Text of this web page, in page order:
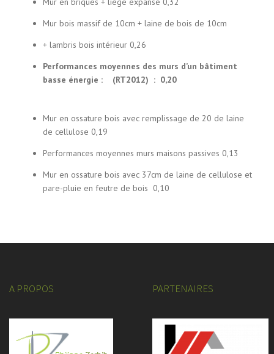
Mur bois massif de 10cm + laine de bois de 10cm
+ lambris bois intérieur 0,26
Performances moyennes des murs d’un bâtiment
basse énergie : (RT2012) : 0,20
Mur en ossature bois avec remplissage de 20 de laine
de cellulose 0,19
Performances moyennes murs maisons passives 0,13
Mur en ossature bois avec 37cm de laine de cellulose et
pare-pluie en feutre de bois 0,10
A PROPOS PARTENAIRES